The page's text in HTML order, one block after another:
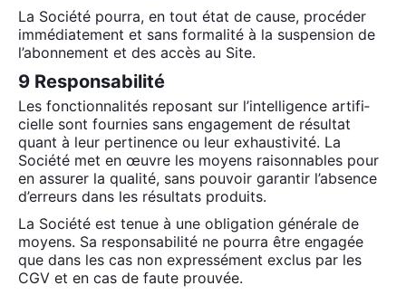
La Socié­té pour­ra, en tout état de cause, pro­cé­der
immé­dia­te­ment et sans for­ma­li­té à la sus­pen­sion de
l’abonnement et des accès au Site.
9 Responsabilité
Les fonc­tion­na­li­tés repo­sant sur l’in­tel­li­gence arti­fi­
cielle sont four­nies sans enga­ge­ment de résul­tat
quant à leur per­ti­nence ou leur exhaus­ti­vi­té. La
Socié­té met en œuvre les moyens rai­son­nables pour
en assu­rer la qua­li­té, sans pou­voir garan­tir l’ab­sence
d’er­reurs dans les résul­tats pro­duits.
La Socié­té est tenue à une obli­ga­tion géné­rale de
moyens. Sa res­pon­sa­bi­li­té ne pour­ra être enga­gée
que dans les cas non expres­sé­ment exclus par les
CGV et en cas de faute prou­vée.